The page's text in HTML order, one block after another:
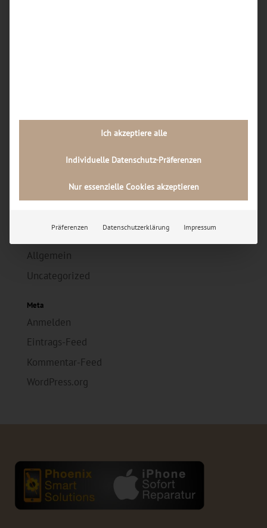
Neueste Kommentare
Februar 2026
Allgemein
Uncategorized
Meta
Anmelden
Eintrags-Feed
Kommentar-Feed
WordPress.org
Ich akzeptiere alle
Individuelle Datenschutz-Präferenzen
Nur essenzielle Cookies akzeptieren
Präferenzen Datenschutzerklärung Impressum